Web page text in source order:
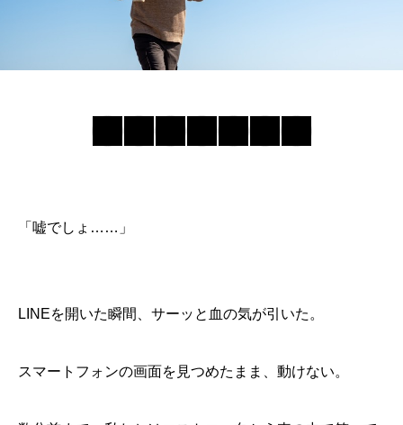
「嘘でしょ……」
LINEを開いた瞬間、サーッと血の気が引いた。
スマートフォンの画面を見つめたまま、動けない。